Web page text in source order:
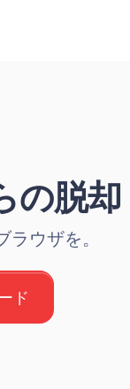
の脱却
ウザを。
ド